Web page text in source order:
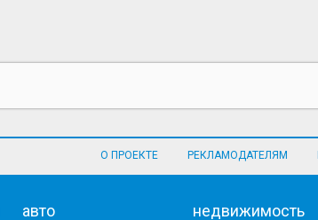
О ПРОЕКТЕ РЕКЛАМОДАТЕЛЯМ
авто недвижимость